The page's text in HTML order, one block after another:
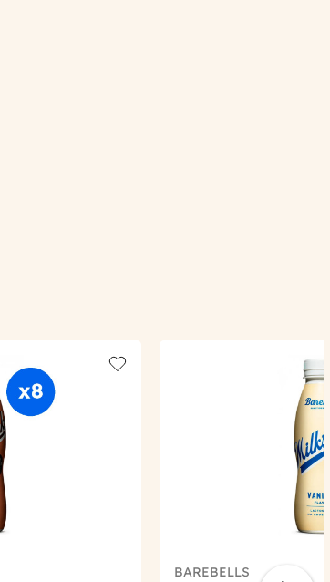
BAREBELLS